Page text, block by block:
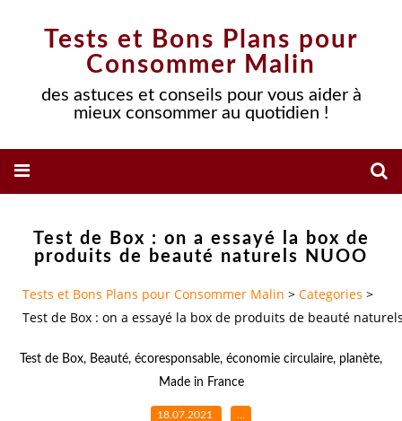
Tests et Bons Plans pour
Consommer Malin
des astuces et conseils pour vous aider à
mieux consommer au quotidien !
Test de Box : on a essayé la box de
produits de beauté naturels NUOO
Tests et Bons Plans pour Consommer Malin > Categories >
Test de Box : on a essayé la box de produits de beauté
Test de Box, Beauté, écoresponsable, économie circulaire, planète,
Made in France
18.07.2021 …